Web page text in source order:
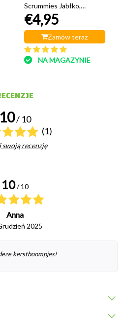
Scrummies Jabłko,
Truskawka, Morela i Banan
€4,95
Zamów teraz
NA MAGAZYNIE
10/ 10
(1)
swoją recenzję
10 / 10
Anna
2025
kerstboompjes!